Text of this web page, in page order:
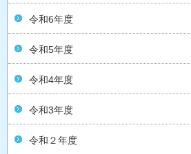
令和6年度
令和5年度
令和4年度
令和3年度
令和２年度